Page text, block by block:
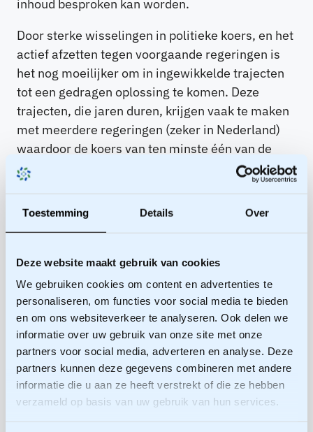
Toestemming Details Over
Deze website maakt gebruik van cookies
We gebruiken cookies om content en advertenties te
personaliseren, om functies voor social media te bieden
en om ons websiteverkeer te analyseren. Ook delen we
informatie over uw gebruik van onze site met onze
partners voor social media, adverteren en analyse. Deze
partners kunnen deze gegevens combineren met andere
informatie die u aan ze heeft verstrekt of die ze hebben
verzameld op basis van uw gebruik van hun services.
inhoud besproken kan worden.
Door sterke wisselingen in politieke koers, en het
actief afzetten tegen voorgaande regeringen is
het nog moeilijker om in ingewikkelde trajecten
tot een gedragen oplossing te komen. Deze
trajecten, die jaren duren, krijgen vaak te maken
met meerdere regeringen (zeker in Nederland)
waardoor de koers van ten minste één van de
partijen aan tafel gedurende het traject sterk kan
wijzigen. Dit vraagt dus ook innovatie aan ons
democratische systeem waar we zoeken naar
modernere en duurzame vormen van democratie.
spelen.
Dit is maar één van de vele onderwerpen dat in
de drie dagen aan bod kwam. Daarnaast hebben
we stilgestaan bij het faciliteren van processen
tussen (cultureel) dominante partijen en
gemarginaliseerde groepen. We hebben ons
verdiept in hoe je een permanente vorm van
dialoog organiseert waarin gemeenschappen
weer een gevoel van grip krijgen op de